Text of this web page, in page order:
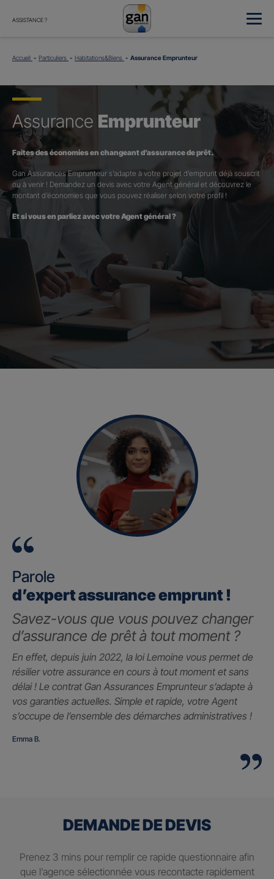
ASSISTANCE ?
Accueil Particuliers Habitations&Biens Assurance Emprunteur
Assurance Emprunteur
Faites des économies en changeant d’assurance de prêt.
Gan Assurances Emprunteur s’adapte à votre projet d’emprunt déjà souscrit
ou à venir ! Demandez un devis avec votre Agent général et découvrez le
montant d’économies que vous pouvez réaliser selon votre profil !
Et si vous en parliez avec votre Agent général ?
Parole
d’expert assurance emprunt !
Savez-vous que vous pouvez changer
d’assurance de prêt à tout moment ?
En effet, depuis juin 2022, la loi Lemoine vous permet de
résilier votre assurance en cours à tout moment et sans
délai ! Le contrat Gan Assurances Emprunteur s’adapte à
vos garanties actuelles. Simple et rapide, votre Agent
s’occupe de l’ensemble des démarches administratives !
Emma B.
DEMANDE DE DEVIS
Prenez 3 mins pour remplir ce rapide questionnaire afin
que l’agence sélectionnée vous recontacte rapidement